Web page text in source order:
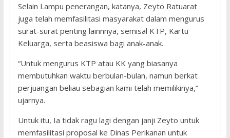
Selain Lampu penerangan, katanya, Zeyto Ratuarat
juga telah memfasilitasi masyarakat dalam mengurus
surat-surat penting lainnnya, semisal KTP, Kartu
Keluarga, serta beasiswa bagi anak-anak.
“Untuk mengurus KTP atau KK yang biasanya
membutuhkan waktu berbulan-bulan, namun berkat
perjuangan beliau sebagian kami telah memilikinya,”
ujarnya.
Untuk itu, Ia tidak ragu lagi dengan janji Zeyto untuk
memfasilitasi proposal ke Dinas Perikanan untuk